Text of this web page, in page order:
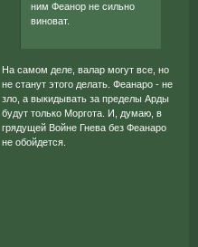
ним Феанор не сильно
виноват.
На самом деле, валар могут все, но
не станут этого делать. Феанаро - не
зло, а выкидывать за пределы Арды
будут только Моргота. И, думаю, в
грядущей Войне Гнева без Феанаро
не обойдется.